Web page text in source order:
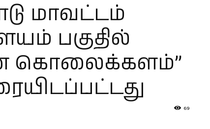
மாவட்டம்
பகுதில்
கொலைக்களம்”
69